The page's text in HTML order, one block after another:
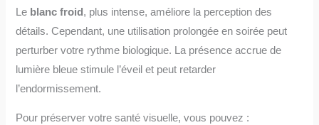
Le blanc froid, plus intense, améliore la perception des
détails. Cependant, une utilisation prolongée en soirée peut
perturber votre rythme biologique. La présence accrue de
lumière bleue stimule l’éveil et peut retarder
l’endormissement.
Pour préserver votre santé visuelle, vous pouvez :